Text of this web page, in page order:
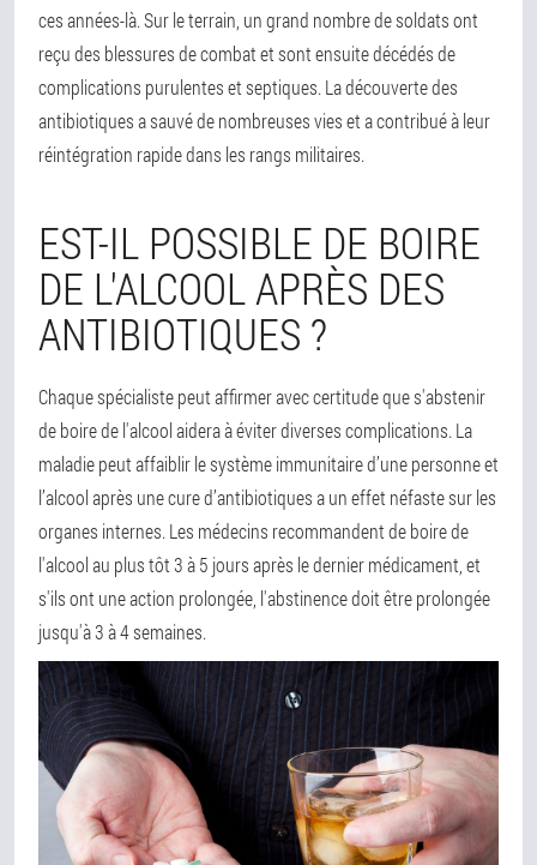
ces années-là. Sur le terrain, un grand nombre de soldats ont
reçu des blessures de combat et sont ensuite décédés de
complications purulentes et septiques. La découverte des
antibiotiques a sauvé de nombreuses vies et a contribué à leur
réintégration rapide dans les rangs militaires.
EST-IL POSSIBLE DE BOIRE
DE L'ALCOOL APRÈS DES
ANTIBIOTIQUES ?
Chaque spécialiste peut affirmer avec certitude que s'abstenir
de boire de l'alcool aidera à éviter diverses complications. La
maladie peut affaiblir le système immunitaire d’une personne et
l’alcool après une cure d’antibiotiques a un effet néfaste sur les
organes internes. Les médecins recommandent de boire de
l'alcool au plus tôt 3 à 5 jours après le dernier médicament, et
s'ils ont une action prolongée, l'abstinence doit être prolongée
jusqu'à 3 à 4 semaines.